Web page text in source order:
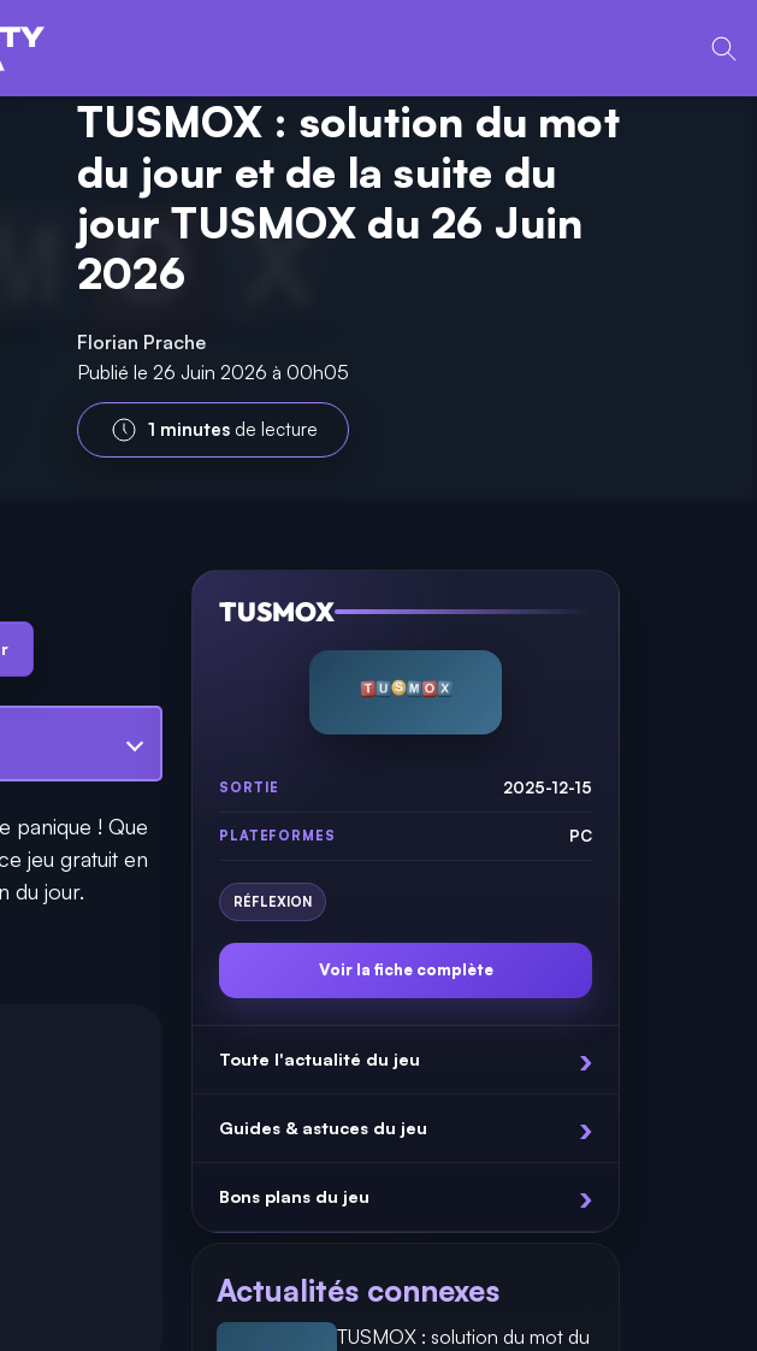
TUSMOX : solution du mot
du jour et de la suite du
jour TUSMOX du 26 Juin
2026
Florian Prache
Publié le 26 Juin 2026 à 00h05
1 minutesde lecture
panique ! Que
jeu gratuit en
du jour.
TUSMOX
SORTIE 2025-12-15
PLATEFORMES PC
RÉFLEXION
Voir la fiche complète
Toute l'actualité du jeu
Guides & astuces du jeu
Bons plans du jeu
Actualités connexes
TUSMOX : solution du mot du